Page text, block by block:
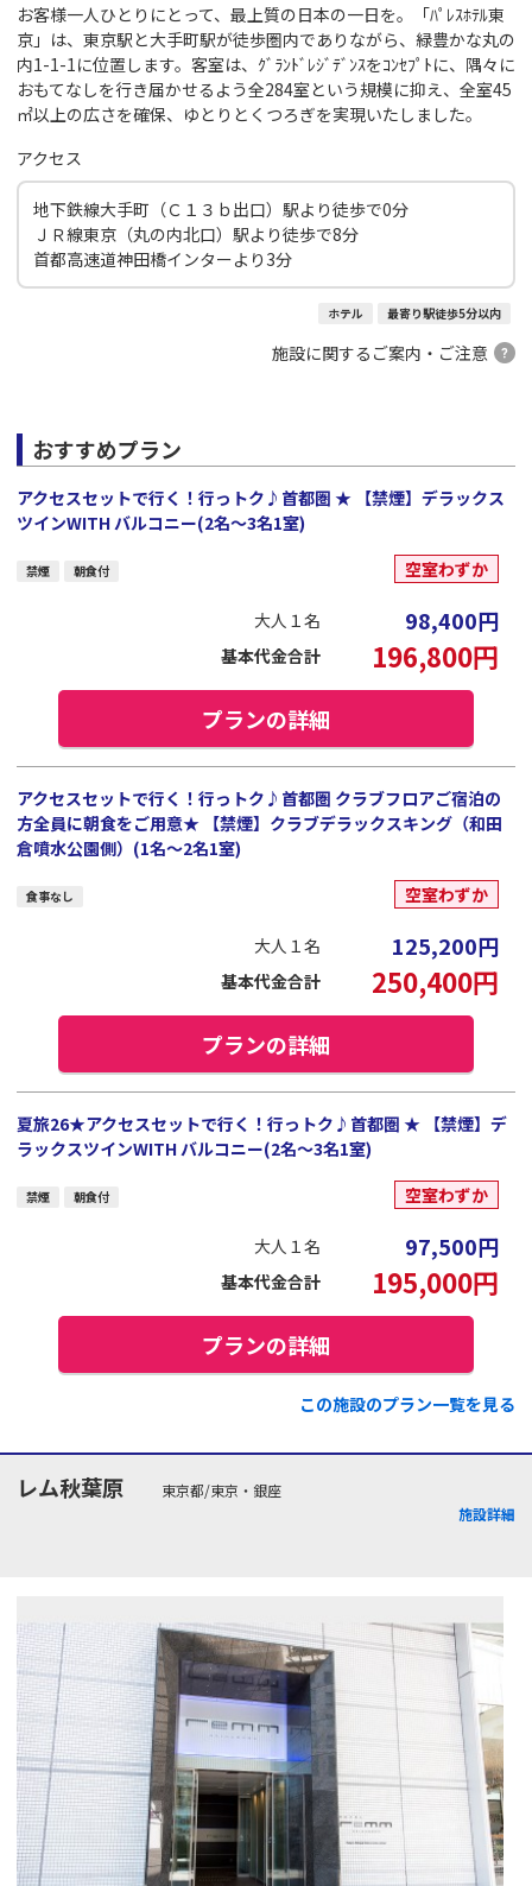
お客様一人ひとりにとって、最上質の日本の一日を。「ﾊﾟﾚｽﾎﾃﾙ東
京」は、東京駅と大手町駅が徒歩圏内でありながら、緑豊かな丸の
内1-1-1に位置します。客室は、ｸﾞﾗﾝﾄﾞﾚｼﾞﾃﾞﾝｽをｺﾝｾﾌﾟﾄに、隅々に
おもてなしを行き届かせるよう全284室という規模に抑え、全室45
㎡以上の広さを確保、ゆとりとくつろぎを実現いたしました。
アクセス
地下鉄線大手町（Ｃ１３ｂ出口）駅より徒歩で0分
ＪＲ線東京（丸の内北口）駅より徒歩で8分
首都高速道神田橋インターより3分
ホテル 最寄り駅徒歩5分以内
施設に関するご案内・ご注意
おすすめプラン
アクセスセットで行く！行っトク♪首都圏 ★ 【禁煙】デラックス
ツインWITH バルコニー(2名～3名1室)
禁煙 朝食付 空室わずか
大人１名 98,400円
基本代金合計 196,800円
プランの詳細
アクセスセットで行く！行っトク♪首都圏 クラブフロアご宿泊の
方全員に朝食をご用意★ 【禁煙】クラブデラックスキング（和田
倉噴水公園側）(1名～2名1室)
食事なし 空室わずか
大人１名 125,200円
基本代金合計 250,400円
プランの詳細
夏旅26★アクセスセットで行く！行っトク♪首都圏 ★ 【禁煙】デ
ラックスツインWITH バルコニー(2名～3名1室)
禁煙 朝食付 空室わずか
大人１名 97,500円
基本代金合計 195,000円
プランの詳細
この施設のプラン一覧を見る
レム秋葉原
東京都/東京・銀座
施設詳細